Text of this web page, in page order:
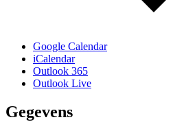
Google Calendar
iCalendar
Outlook 365
Outlook Live
Gegevens